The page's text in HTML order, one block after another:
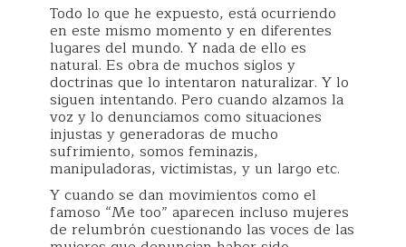
Todo lo que he expuesto, está ocurriendo
en este mismo momento y en diferentes
lugares del mundo. Y nada de ello es
natural. Es obra de muchos siglos y
doctrinas que lo intentaron naturalizar. Y lo
siguen intentando. Pero cuando alzamos la
voz y lo denunciamos como situaciones
injustas y generadoras de mucho
sufrimiento, somos feminazis,
manipuladoras, victimistas, y un largo etc.
Y cuando se dan movimientos como el
famoso “Me too” aparecen incluso mujeres
de relumbrón cuestionando las voces de las